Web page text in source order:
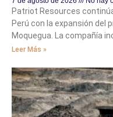
Patriot Resources
Perú con la expansión del
Moquegua. La compañía
Leer Más »